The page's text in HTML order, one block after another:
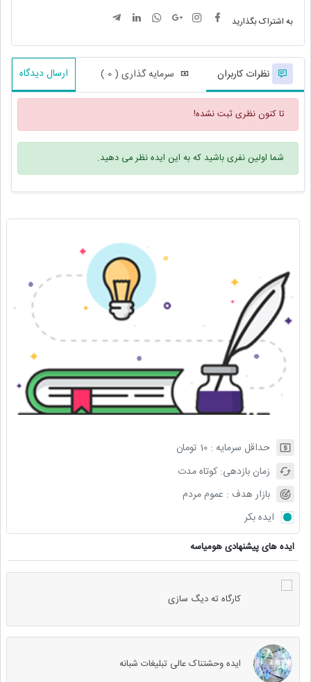
حداقل سرمایه :10 تومان
زمان بازدهی:کوتاه مدت
بازار هدف : عموم مردم
ایده بکر
ایده های پیشنهادی هومیاسه
کارگاه ته دیگ سازی
ایده وحشتناک عالی تبلیغات شبانه
به اشتراک بگذارید
نظرات کاربران سرمایه گذاری ( 0 ) ارسال دیدگاه
تا کنون نظری ثبت نشده!
شما اولین نفری باشید که به این ایده نظر می دهید.